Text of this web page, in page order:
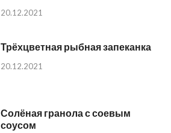
20.12.2021
Трёхцветная рыбная запеканка
20.12.2021
Солёная гранола с соевым
соусом